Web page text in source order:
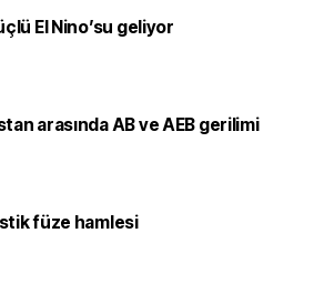
El Nino’su geliyor
arasında AB ve AEB gerilimi
füze hamlesi